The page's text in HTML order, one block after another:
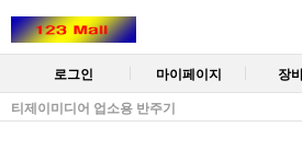
로그인 마이페이지 장
티제이미디어 업소용 반주기